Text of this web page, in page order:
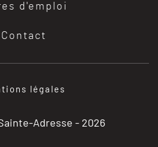
d'emploi
Contact
légales
Adresse - 2026